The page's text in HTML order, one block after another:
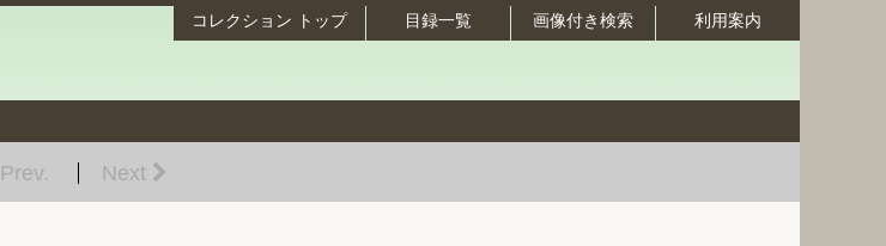
利用案内
画像付き検索
目録一覧
コレクション トップ
Prev. Next